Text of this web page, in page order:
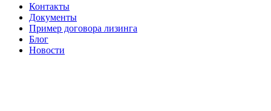
Контакты
Документы
Пример договора лизинга
Блог
Новости